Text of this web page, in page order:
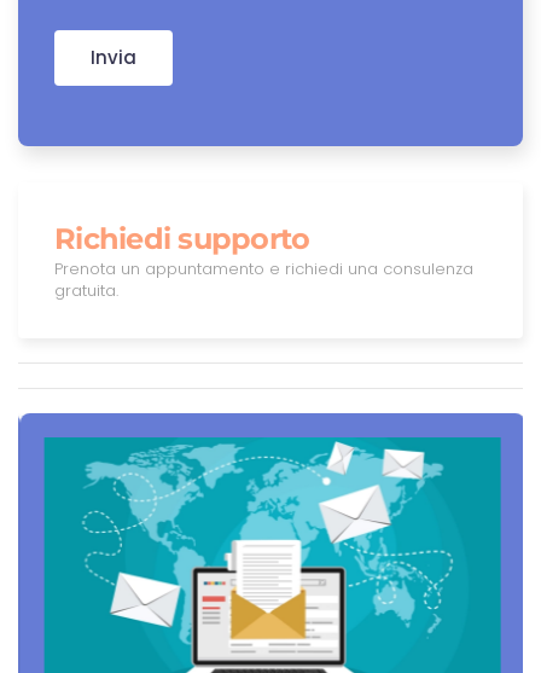
Invia
Richiedi supporto
Prenota un appuntamento e richiedi una consulenza
gratuita.